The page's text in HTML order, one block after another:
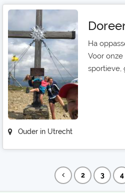
Ouder in Utrecht
Ha
Voor
sportieve,
2 3 4